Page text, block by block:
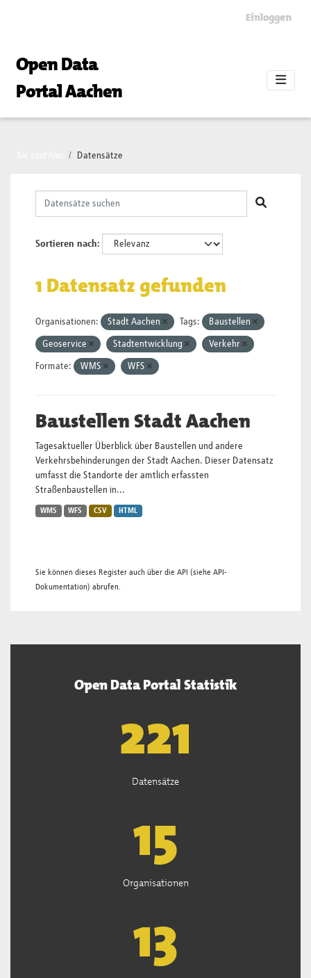
Einloggen
Open Data
Portal Aachen
Datensätze
Sortieren nach
1 Datensatz gefunden
Organisationen: Stadt Aachen Tags: Baustellen
Geoservice Stadtentwicklung Verkehr
Formate: WMS WFS
Baustellen Stadt Aachen
Tagesaktueller Überblick über Baustellen und andere
Verkehrsbehinderungen der Stadt Aachen. Dieser Datensatz
umfasst die Standorte der amtlich erfassten
Straßenbaustellen in...
WMS WFS CSV HTML
Sie können dieses Register auch über die API (siehe API-
Dokumentation) abrufen.
Open Data Portal Statistik
222
Datensätze
15
Organisationen
13